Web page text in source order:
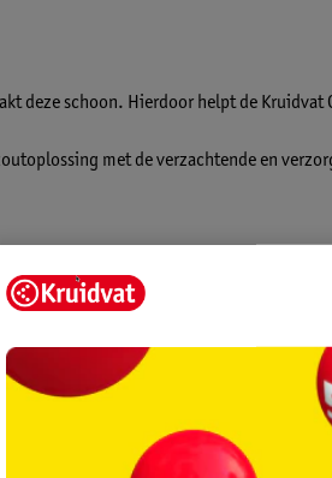
deze schoon. Hierdoor helpt de Kruidvat
met de verzachtende en
Impact Score.